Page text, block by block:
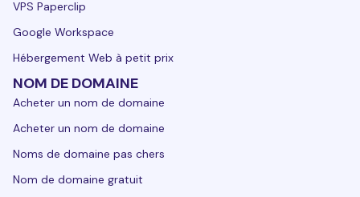
VPS Paperclip
Google Workspace
Hébergement Web à petit prix
NOM DE DOMAINE
Acheter un nom de domaine
Acheter un nom de domaine
Noms de domaine pas chers
Nom de domaine gratuit